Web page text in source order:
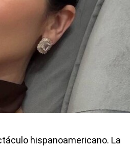
hispanoamericano. La